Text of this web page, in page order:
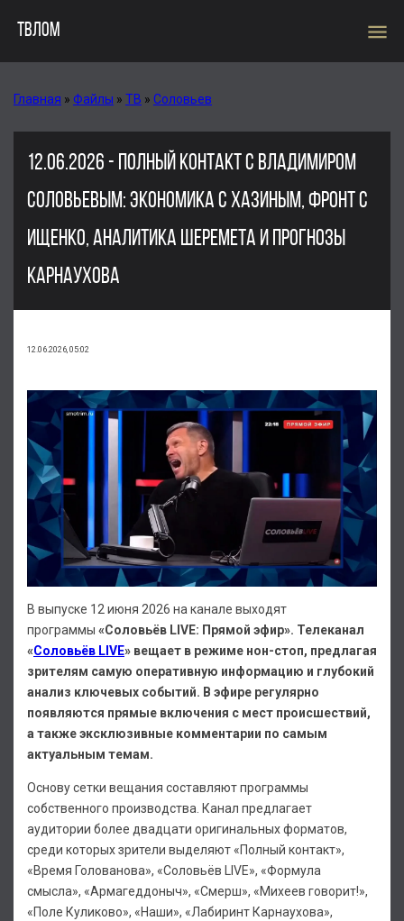
ТВЛОМ menu
Главная » Файлы » ТВ » Соловьев
12.06.2026 - ПОЛНЫЙ КОНТАКТ С ВЛАДИМИРОМ
СОЛОВЬЕВЫМ: ЭКОНОМИКА С ХАЗИНЫМ, ФРОНТ С
ИЩЕНКО, АНАЛИТИКА ШЕРЕМЕТА И ПРОГНОЗЫ
КАРНАУХОВА
12.06.2026, 05:02
В выпуске 12 июня 2026 на канале выходят
программы «Соловьёв LIVE: Прямой эфир». Телеканал
«Соловьёв LIVE» вещает в режиме нон-стоп, предлагая
зрителям самую оперативную информацию и глубокий
анализ ключевых событий. В эфире регулярно
появляются прямые включения с мест происшествий,
а также эксклюзивные комментарии по самым
актуальным темам.
Основу сетки вещания составляют программы
собственного производства. Канал предлагает
аудитории более двадцати оригинальных форматов,
среди которых зрители выделяют «Полный контакт»,
«Время Голованова», «Соловьёв LIVE», «Формула
смысла», «Армагеддоныч», «Смерш», «Михеев говорит!»,
«Поле Куликово», «Наши», «Лабиринт Карнаухова»,